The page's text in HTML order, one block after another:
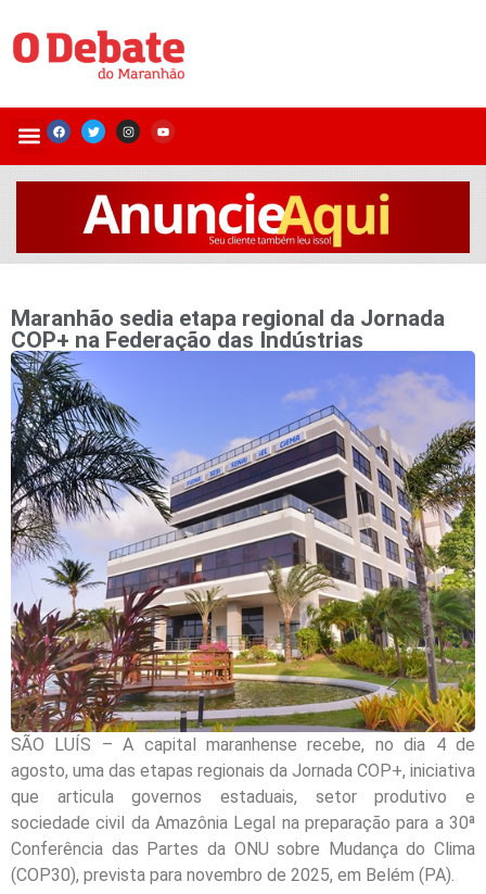
Maranhão sedia etapa regional da Jornada
COP+ na Federação das Indústrias
SÃO LUÍS – A capital maranhense recebe, no dia 4 de
agosto, uma das etapas regionais da Jornada COP+, iniciativa
que articula governos estaduais, setor produtivo e
sociedade civil da Amazônia Legal na preparação para a 30ª
Conferência das Partes da ONU sobre Mudança do Clima
(COP30), prevista para novembro de 2025, em Belém (PA).